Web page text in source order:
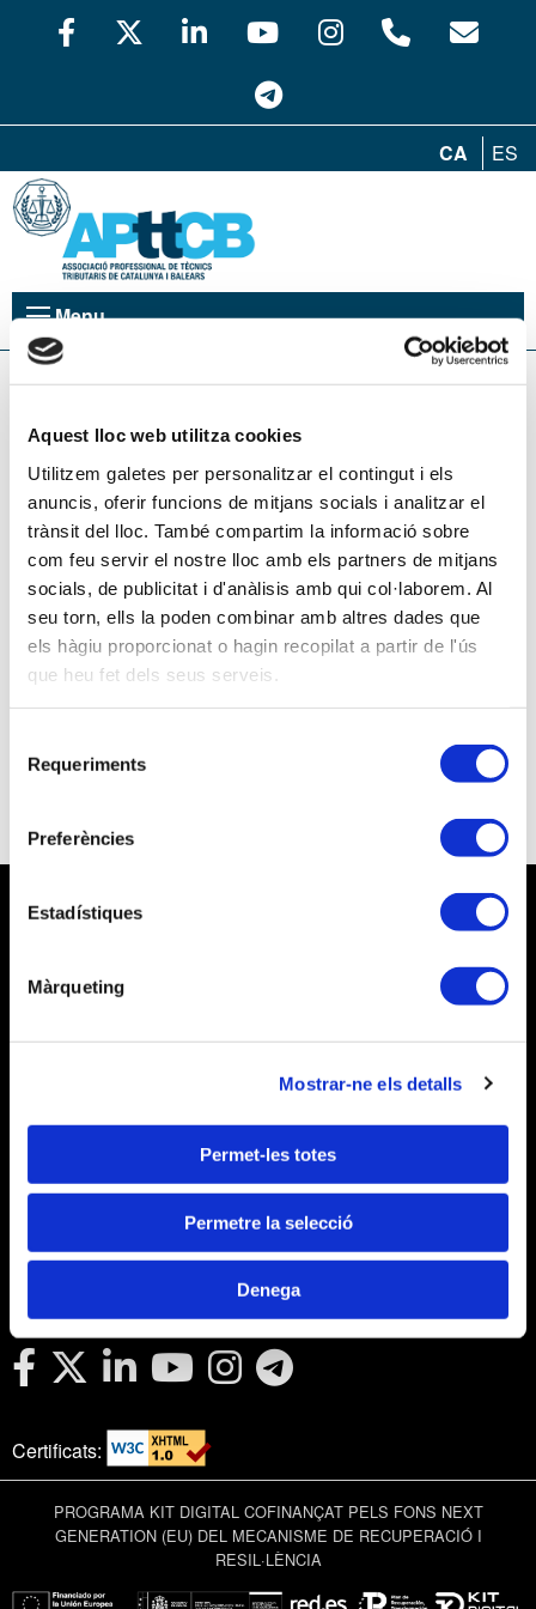
Aquest lloc web utilitza cookies
Utilitzem galetes per personalitzar el contingut i els
anuncis, oferir funcions de mitjans socials i analitzar el
trànsit del lloc. També compartim la informació sobre
com feu servir el nostre lloc amb els partners de mitjans
socials, de publicitat i d'anàlisis amb qui col·laborem. Al
seu torn, ells la poden combinar amb altres dades que
els hàgiu proporcionat o hagin recopilat a partir de l'ús
que heu fet dels seus serveis.
Requeriments
Preferències
Estadístiques
Màrqueting
Mostrar-ne els detalls
Permet-les totes
Permetre la selecció
Denega
CA ES
Menu
Àrea Privada
Usuari
Contrasenya
Avís legal
Política de privacitat en xarxes socials
Delegació Barcelona
Delegació Lleida
Delegació Tarragona
Certificats:
PROGRAMA KIT DIGITAL COFINANÇAT PELS FONS NEXT
GENERATION (EU) DEL MECANISME DE RECUPERACIÓ I
RESIL·LÈNCIA